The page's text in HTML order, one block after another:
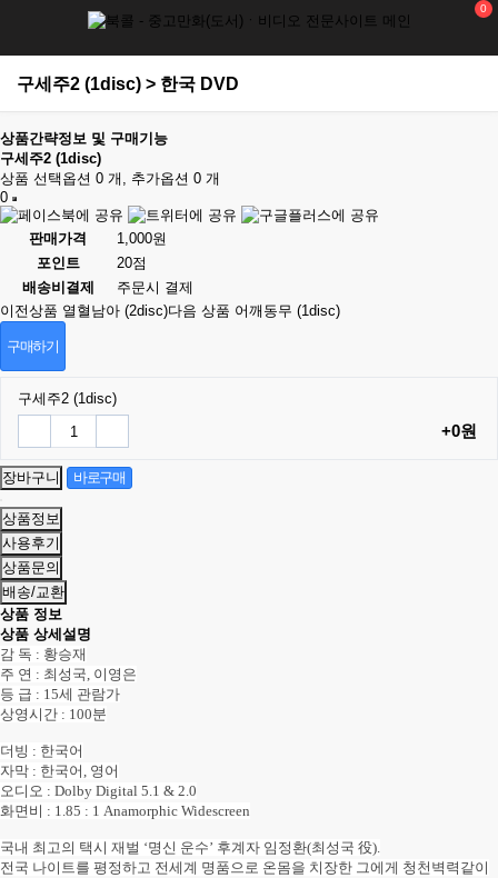
0
구세주2 (1disc) > 한국 DVD
상품간략정보 및 구매기능
구세주2 (1disc)
상품 선택옵션 0 개, 추가옵션 0 개
0
판매가격
1,000원
포인트
20점
배송비결제
주문시 결제
이전상품 열혈남아 (2disc)다음 상품 어깨동무 (1disc)
구매하기
구세주2 (1disc)
+0원
상품정보
사용후기
상품문의
배송/교환
상품 정보
상품 상세설명
감 독 : 황승재
주 연 : 최성국, 이영은
등 급 : 15세 관람가
상영시간 : 100분
더빙 : 한국어
자막 : 한국어, 영어
오디오 : Dolby Digital 5.1 & 2.0
화면비 : 1.85 : 1 Anamorphic Widescreen
국내 최고의 택시 재벌 ‘명신 운수’ 후계자 임정환(최성국 役).
전국 나이트를 평정하고 전세계 명품으로 온몸을 치장한 그에게 청천벽력같이